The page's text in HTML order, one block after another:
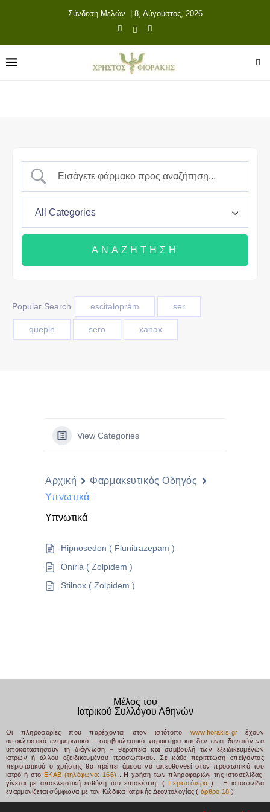
Σύνδεση Μελών | 8, Αύγουστος, 2026
Popular Search escitaloprám ser
quepin sero xanax
View Categories
Αρχική
Φαρμακευτικός Οδηγός
Υπνωτικά
Υπνωτικά
Hipnosedon ( Flunitrazepam )
Oniria ( Zolpidem )
Stilnox ( Zolpidem )
Μέλος του
Ιατρικού Συλλόγου Αθηνών
Οι πληροφορίες που παρέχονται στον ιστότοπο www.fiorakis.gr έχουν
αποκλειστικά ενημερωτικό – συμβουλευτικό χαρακτήρα και δεν είναι δυνατόν να
υποκαταστήσουν τη διάγνωση – θεραπεία και συμβουλή των εξειδικευμένων
ιατρών ή άλλου εξειδικευμένου προσωπικού. Σε κάθε περίπτωση επείγοντος
περιστατικού ο χρήστης θα πρέπει άμεσα να απευθυνθεί στον προσωπικό του
ιατρό ή στο ΕΚΑΒ (τηλέφωνο: 166)
. Η χρήση των πληροφοριών της ιστοσελίδας,
γίνεται με αποκλειστική ευθύνη του επισκέπτη. ( Περισσότερα ) .
Η ιστοσελίδα
εναρμονίζεται σύμφωνα με τον Κώδικα Ιατρικής Δεοντολογίας ( άρθρο 18 )